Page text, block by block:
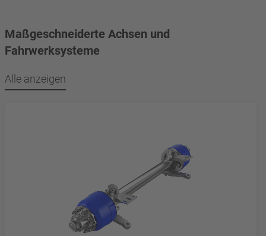
Maßgeschneiderte Achsen und
Fahrwerksysteme
Alle anzeigen